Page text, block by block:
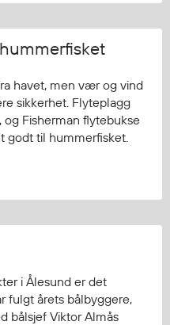
havet, men vær og vind
sikkerhet. Flyteplagg
og Fisherman flytebukse
godt til hummerfisket.
i Ålesund er det
fulgt årets bålbyggere,
bålsjef Viktor Almås